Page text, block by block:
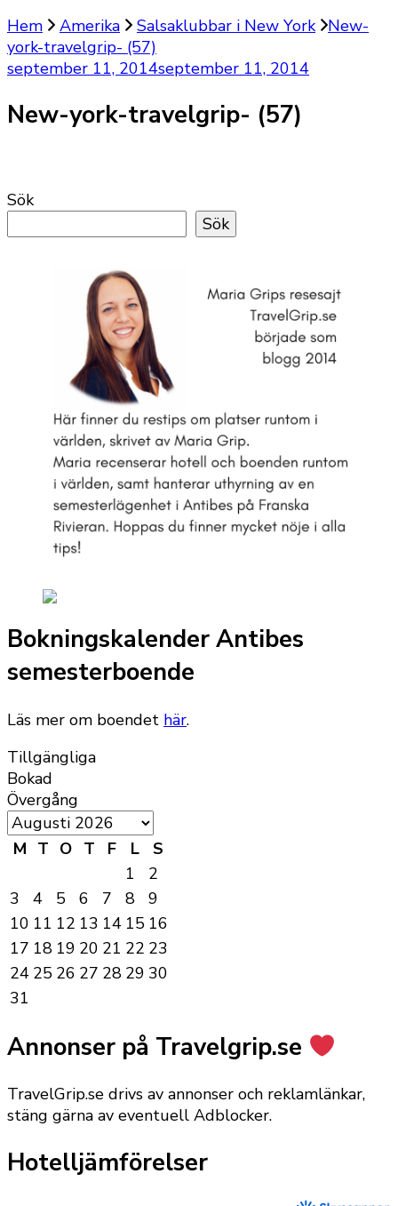
Hem
Amerika Salsaklubbar i New York
New-
york-travelgrip- (57)
september 11, 2014september 11, 2014
New-york-travelgrip- (57)
Sök
Sök
Bokningskalender Antibes
semesterboende
Läs mer om boendet här.
Tillgängliga
Bokad
Övergång
M T O T F L
S
1
2
3
4 5 6 7 8
9
10 11 12 13 14 15 16
17 18 19 20 21 22 23
24 25 26 27 28 29 30
31
Annonser på Travelgrip.se
TravelGrip.se drivs av annonser och reklamlänkar,
stäng gärna av eventuell Adblocker.
Hotelljämförelser